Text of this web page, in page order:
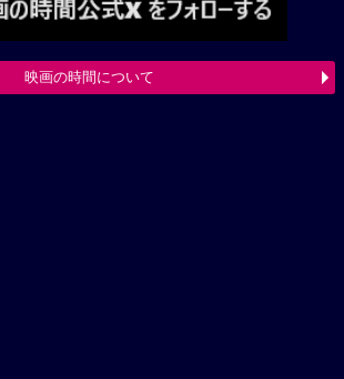
映画の時間について